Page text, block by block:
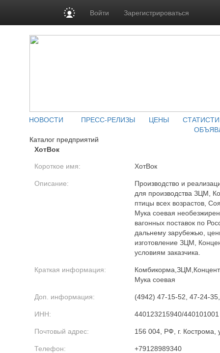
Войти Зарегистрироваться
НОВОСТИ ПРЕСС-РЕЛИЗЫ ЦЕНЫ
Каталог предприятий
ХотВок
Короткое имя: ХотВок
Описание:
Производство и
для производства ЗЦМ,
птицы всех возрастов,
Мука соевая
вагонных поставок по
дальнему зарубежью,
изготовление ЗЦМ,
условиям заказчика.
Краткая информация:
Мука соевая
Доп. информация: (4942) 47-15-52, 47-24-
ИНН: 440123215940/440101001
Почтовый адрес: 156 004, РФ, г. Кострома,
Телефон: +79128989340